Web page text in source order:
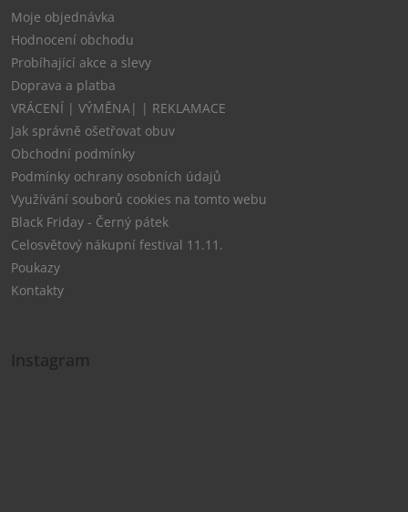
Moje objednávka
Hodnocení obchodu
Probíhající akce a slevy
Doprava a platba
VRÁCENÍ | VÝMĚNA| | REKLAMACE
Jak správně ošetřovat obuv
Obchodní podmínky
Podmínky ochrany osobních údajů
Využívání souborů cookies na tomto webu
Black Friday - Černý pátek
Celosvětový nákupní festival 11.11.
Poukazy
Kontakty
Instagram